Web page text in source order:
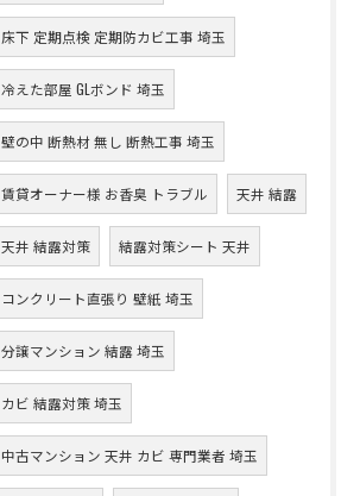
床下 定期点検 定期防カビ工事 埼玉
冷えた部屋 GLボンド 埼玉
壁の中 断熱材 無し 断熱工事 埼玉
賃貸オーナー様 お香臭 トラブル 天井 結露
天井 結露対策 結露対策シート 天井
コンクリート直張り 壁紙 埼玉
分譲マンション 結露 埼玉
カビ 結露対策 埼玉
中古マンション 天井 カビ 専門業者 埼玉